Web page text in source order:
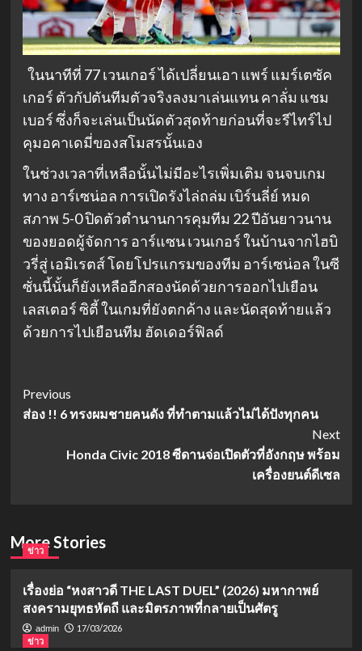
ในนาทีที่ 77 เวนเกอร์ ได้เปลี่ยนเอา แพร์ แมร์เตซัค
เกอร์ ตัวกัปตันทีมตัวจริงลงมาเล่นแทน คาลั่ม แชม
เบอร์ ซึ่งก็จะเล่นเป็นนัดตัวสุดท้ายก่อนที่จะรีไทร์ไป
คุมอคาเดมี่ของสโมสรนั้นเอง
ในช่วงเวลาที่เหลือนั้นไม่มีอะไรเพิ่มเติม จนจบเกม
ทาง อาร์เซน่อล การเปิดรังไล่ถล่ม เบิร์นลี่ย์ หมด
สภาพ 5-0 ปิดตัวตำนานการคุมทีม 22 ปีอันยาวนาน
ของยอดผู้จัดการ อาร์แซน เวนเกอร์ ในบ้านจากไฮบิ
วรี่สู่ เอมิเรตส์ โดยโปรแกรมของทีม อาร์เซน่อล ในซี
ซั่นนี้นั้นก็ยังเหลืออีกสองนัดด้วยการออกไปเยือน
เลสเตอร์ ซิตี้ ในเกมที่ยังตกค้าง และนัดสุดท้ายแล้ว
ด้วยการไปเยือนทีม ฮัดเดอร์ฟิลด์
Post
Navigation
Previous
ส่อง !! 6 ทรงผมชายคนดัง ที่ทำตามแล้วไม่ได้ปังทุกคน
Next
Honda Civic 2018 ซีดานจ่อเปิดตัวที่อังกฤษ พร้อม
เครื่องยนต์ดีเซล
More Stories
ข่าว
เรื่องย่อ “หงสาวดี THE LAST DUEL” (2026) มหากาพย์
สงครามยุทธหัตถี และมิตรภาพที่กลายเป็นศัตรู
admin
17/03/2026
ข่าว